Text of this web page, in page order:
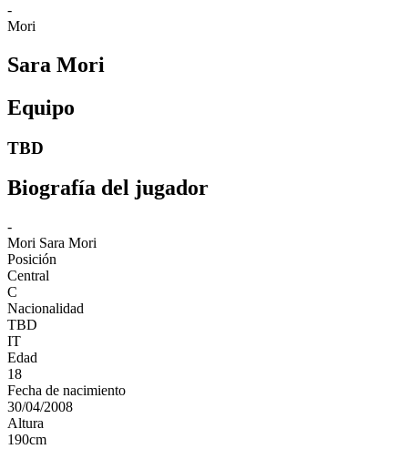
-
Mori
Sara Mori
Equipo
TBD
Biografía del jugador
-
Mori Sara Mori
Posición
Central
C
Nacionalidad
TBD
IT
Edad
18
Fecha de nacimiento
30/04/2008
Altura
190cm